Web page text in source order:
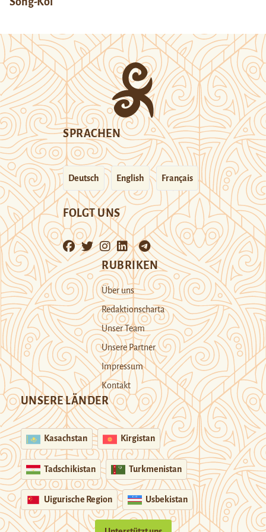
SPRACHEN
Deutsch English Français
FOLGT UNS
RUBRIKEN
Über uns
Redaktionscharta
Unser Team
Unsere Partner
Impressum
Kontakt
UNSERE LÄNDER
Kasachstan Kirgistan
Tadschikistan Turkmenistan
Uigurische Region Usbekistan